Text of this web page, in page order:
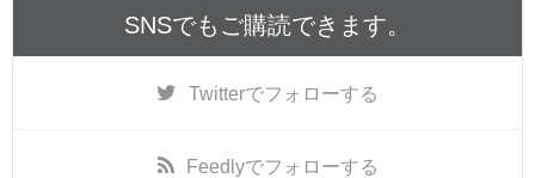
SNSでもご購読できます。
Twitterでフォローする
Feedlyでフォローする